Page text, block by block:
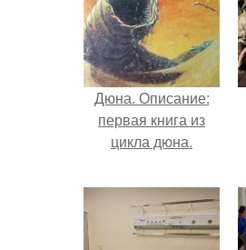
Дюна. Описание:
первая книга из
цикла дюна.